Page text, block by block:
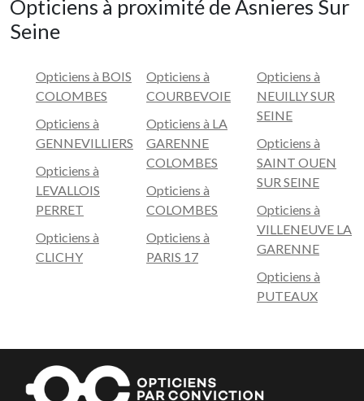
bons produits, nécessaires à l’entretien.
en avant avec le RAC0 peuvent attirer le regard avec
leur prix attractif, mais la qualité en pâtit. La sélection
autant de possibilités pour pouvoir vous proposer un
équipement totalement adapté à votre vue, vos goûts
et votre visage.
donc bel et bien proposé par les Opticiens Par
Conviction !
Opticiens à proximité de Asnieres Sur
Seine
Opticiens à BOIS
COLOMBES
Opticiens à
GENNEVILLIERS
Opticiens à
LEVALLOIS
PERRET
Opticiens à
CLICHY
Opticiens à
COURBEVOIE
Opticiens à LA
GARENNE
COLOMBES
Opticiens à
COLOMBES
Opticiens à
PARIS 17
Opticiens à
NEUILLY SUR
SEINE
Opticiens à
SAINT OUEN
SUR SEINE
Opticiens à
VILLENEUVE LA
GARENNE
Opticiens à
PUTEAUX